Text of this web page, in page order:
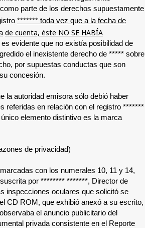
parte de los derechos supuestamente
******* toda vez que a la fecha de
de cuenta, éste NO SE HABÍA
es evidente que no existía posibilidad de
el inexistente derecho de ***** sobre
por supuestas conductas que son
concesión.
la autoridad emisora sólo debió haber
referidas en relación con el registro *******
elemento distintivo es la marca
de privacidad)
con los numerales 10, 11 y 14,
por ******** *******, Director de
inspecciones oculares que solicitó se
CD ROM, que exhibió anexó a su escrito,
el anuncio publicitario del
privada consistente en el Reporte